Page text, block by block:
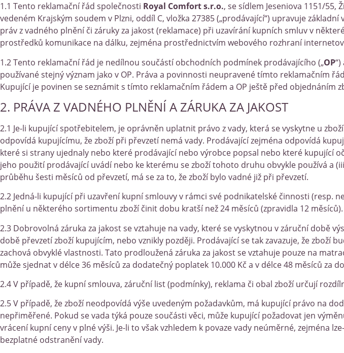
1.1 Tento reklamační řád společnosti Royal Comfort s.r.o., se sídlem Jeseniova 1151/55,
vedeném Krajským soudem v Plzni, oddíl C, vložka 27385 („prodávající“) upravuje
práv z vadného plnění či záruky za jakost (reklamace) při uzavírání kupních smluv v
prostředků komunikace na dálku, zejména prostřednictvím webového rozhraní
1.2 Tento reklamační řád je nedílnou součástí obchodních podmínek prodávajícího („OP
používané stejný význam jako v OP. Práva a povinnosti neupravené tímto reklamačním
Kupující je povinen se seznámit s tímto reklamačním řádem a OP ještě před objednáním
2. PRÁVA Z VADNÉHO PLNĚNÍ A ZÁRUKA ZA JAKOST
2.1 Je-li kupující spotřebitelem, je oprávněn uplatnit právo z vady, která se vyskytne u
odpovídá kupujícímu, že zboží při převzetí nemá vady. Prodávající zejména odpovídá
které si strany ujednaly nebo které prodávající nebo výrobce popsal nebo které kupující
jeho použití prodávající uvádí nebo ke kterému se zboží tohoto druhu obvykle používá a
průběhu šesti měsíců od převzetí, má se za to, že zboží bylo vadné již při převzetí.
2.2 Jedná-li kupující při uzavření kupní smlouvy v rámci své podnikatelské činnosti (resp.
plnění u některého sortimentu zboží činit dobu kratší než 24 měsíců (zpravidla 12 měsíců).
2.3 Dobrovolná záruka za jakost se vztahuje na vady, které se vyskytnou v záruční době
době převzetí zboží kupujícím, nebo vznikly později. Prodávající se tak zavazuje, že zboží
zachová obvyklé vlastnosti. Tato prodloužená záruka za jakost se vztahuje pouze na
může sjednat v délce 36 měsíců za dodatečný poplatek 10.000 Kč a v délce 48 měsíců za
2.4 V případě, že kupní smlouva, záruční list (podmínky), reklama či obal zboží určují
2.5 V případě, že zboží neodpovídá výše uvedeným požadavkům, má kupující právo na
nepřiměřené. Pokud se vada týká pouze součásti věci, může kupující požadovat jen
vrácení kupní ceny v plné výši. Je-li to však vzhledem k povaze vady neúměrné, zejména
bezplatné odstranění vady.